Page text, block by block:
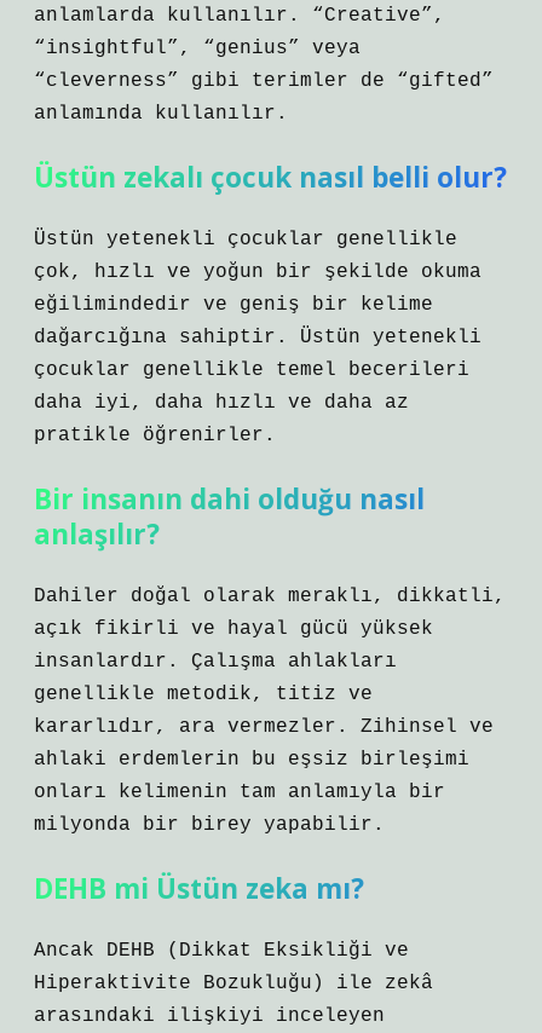
anlamlarda kullanılır. “Creative”,
“insightful”, “genius” veya
“cleverness” gibi terimler de “gifted”
anlamında kullanılır.
Üstün zekalı çocuk nasıl belli olur?
Üstün yetenekli çocuklar genellikle
çok, hızlı ve yoğun bir şekilde okuma
eğilimindedir ve geniş bir kelime
dağarcığına sahiptir. Üstün yetenekli
çocuklar genellikle temel becerileri
daha iyi, daha hızlı ve daha az
pratikle öğrenirler.
Bir insanın dahi olduğu nasıl
anlaşılır?
Dahiler doğal olarak meraklı, dikkatli,
açık fikirli ve hayal gücü yüksek
insanlardır. Çalışma ahlakları
genellikle metodik, titiz ve
kararlıdır, ara vermezler. Zihinsel ve
ahlaki erdemlerin bu eşsiz birleşimi
onları kelimenin tam anlamıyla bir
milyonda bir birey yapabilir.
DEHB mi Üstün zeka mı?
Ancak DEHB (Dikkat Eksikliği ve
Hiperaktivite Bozukluğu) ile zekâ
arasındaki ilişkiyi inceleyen